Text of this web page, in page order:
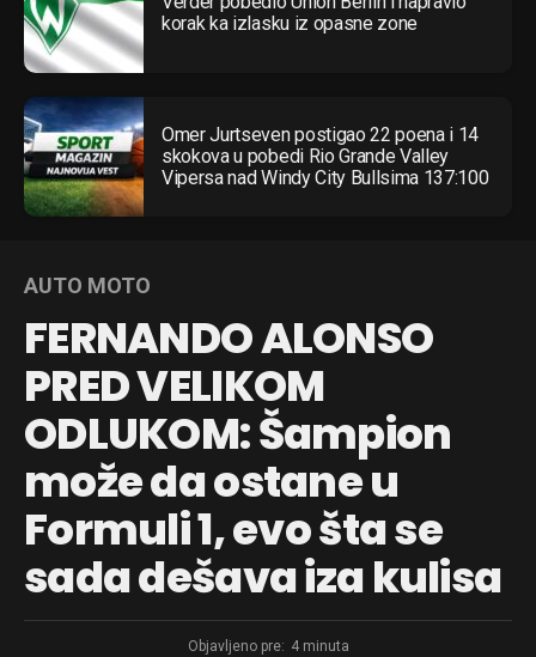
korak ka izlasku iz opasne zone
Omer Jurtseven postigao 22 poena i 14
skokova u pobedi Rio Grande Valley
Vipersa nad Windy City Bullsima 137:100
AUTO MOTO
FERNANDO ALONSO
PRED VELIKOM
ODLUKOM: Šampion
može da ostane u
Formuli 1, evo šta se
sada dešava iza kulisa
Objavljeno pre: 4 minuta